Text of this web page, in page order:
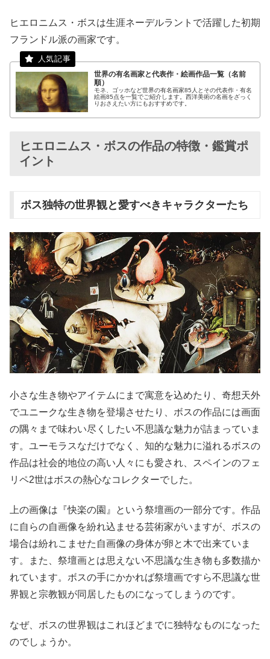
ヒエロニムス・ボスは生涯ネーデルラントで活躍した初期
フランドル派の画家です。
世界の有名画家と代表作・絵画作品一覧（名前
順）
モネ、ゴッホなど世界の有名画家85人とその代表作・有名
絵画85点を一覧でご紹介します。西洋美術の名画をざっく
りおさえたい方にもおすすめです。
ヒエロニムス・ボスの作品の特徴・鑑賞ポ
イント
ボス独特の世界観と愛すべきキャラクターたち
小さな生き物やアイテムにまで寓意を込めたり、奇想天外
でユニークな生き物を登場させたり、ボスの作品には画面
の隅々まで味わい尽くしたい不思議な魅力が詰まっていま
す。ユーモラスなだけでなく、知的な魅力に溢れるボスの
作品は社会的地位の高い人々にも愛され、スペインのフェ
リペ2世はボスの熱心なコレクターでした。
上の画像は『快楽の園』という祭壇画の一部分です。作品
に自らの自画像を紛れ込ませる芸術家がいますが、ボスの
場合は紛れこませた自画像の身体が卵と木で出来ていま
す。また、祭壇画とは思えない不思議な生き物も多数描か
れています。ボスの手にかかれば祭壇画ですら不思議な世
界観と宗教観が同居したものになってしまうのです。
なぜ、ボスの世界観はこれほどまでに独特なものになった
のでしょうか。